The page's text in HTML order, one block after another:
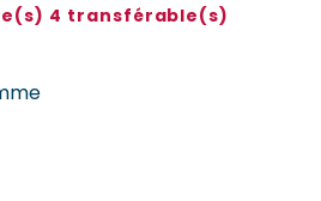
4 transférable(s)